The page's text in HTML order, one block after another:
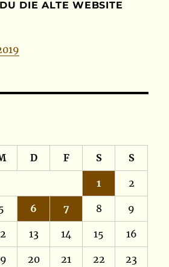
DIE ALTE WEBSITE
D F S S
1 2
6 7 8 9
13 14 15 16
20 21 22 23